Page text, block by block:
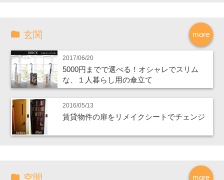
more
玄関
2017/06/20
5000円までで選べる！オシャレでスリム
な、１人暮らし用の傘立て
2016/05/13
賃貸物件の扉をリメイクシートでチェンジ
more
空間